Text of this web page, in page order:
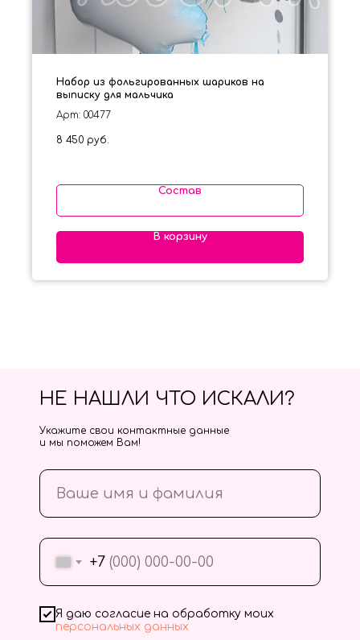
Набор из фольгированных шариков на
выписку для мальчика
Арт: 00477
8 450 руб.
Состав
В корзину
+7
Я даю согласие на обработку моих
персональных данных
НЕ НАШЛИ ЧТО ИСКАЛИ?
Укажите свои контактные данные
и мы поможем Вам!